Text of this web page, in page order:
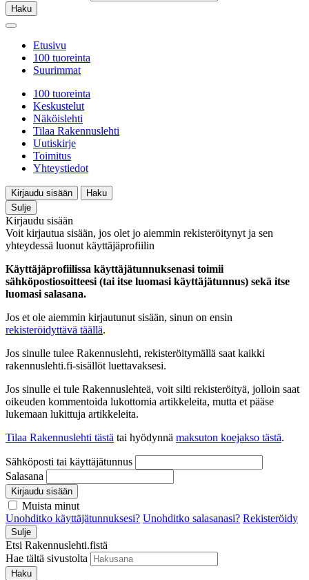
Haku
Etusivu
100 tuoreinta
Suurimmat
100 tuoreinta
Keskustelut
Näköislehti
Tilaa Rakennuslehti
Uutiskirje
Toimitus
Yhteystiedot
Kirjaudu sisään
Haku
Sulje
Kirjaudu sisään
Voit kirjautua sisään, jos olet jo aiemmin rekisteröitynyt ja sen
yhteydessä luonut käyttäjäprofiilin
Käyttäjäprofiilissa käyttäjätunnuksenasi toimii
sähköpostiosoitteesi (tai itse luomasi käyttäjätunnus) sekä itse
luomasi salasana.
Jos et ole aiemmin kirjautunut sisään, sinun on ensin
rekisteröidyttävä täällä.
Jos sinulle tulee Rakennuslehti, rekisteröitymällä saat kaikki
rakennuslehti.fi-sisällöt luettavaksesi.
Jos sinulle ei tule Rakennuslehteä, voit silti rekisteröityä, jolloin saat
oikeuden kommentoida lukottomia artikkeleita, mutta et pääse
lukemaan lukittuja artikkeleita.
Tilaa Rakennuslehti tästä tai hyödynnä maksuton koejakso tästä.
Sähköposti tai käyttäjätunnus
Salasana
Kirjaudu sisään
Muista minut
Unohditko käyttäjätunnuksesi? Unohditko salasanasi? Rekisteröidy
Sulje
Etsi Rakennuslehti.fistä
Hae tältä sivustolta
Haku